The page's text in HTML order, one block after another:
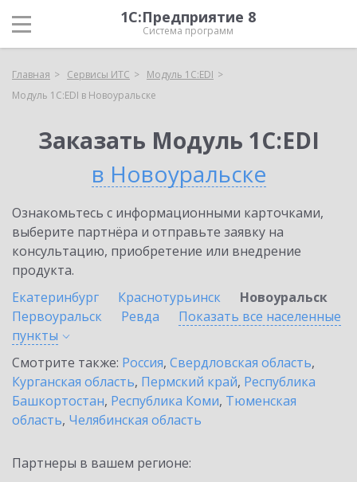
1С:Предприятие 8
Система программ
Главная Сервисы ИТС
Модуль 1C:EDI
Модуль 1C:EDI в Новоуральске
Заказать Модуль 1C:EDI
в Новоуральске
Ознакомьтесь с информационными карточками,
выберите партнёра и отправьте заявку на
консультацию, приобретение или внедрение
продукта.
Екатеринбург
Краснотурьинск
Новоуральск
Первоуральск
Ревда
Показать все населенные
пункты
Смотрите также: Россия, Свердловская область,
Курганская область, Пермский край, Республика
Башкортостан, Республика Коми, Тюменская
область, Челябинская область
Партнеры в вашем регионе: